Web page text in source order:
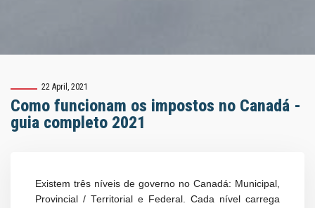
22 April, 2021
Como funcionam os impostos no Canadá -
guia completo 2021
Existem três níveis de governo no Canadá: Municipal,
Provincial / Territorial e Federal. Cada nível carrega